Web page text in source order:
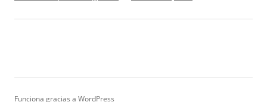
Funciona gracias a WordPress